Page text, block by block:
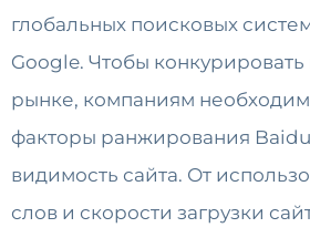
глобальных поисковых
Google. Чтобы
рынке, компаниям
факторы ранжирования
видимость сайта. От
слов и скорости загрузки